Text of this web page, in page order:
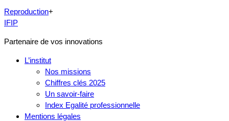
Reproduction+
IFIP
Partenaire de vos innovations
L’institut
Nos missions
Chiffres clés 2025
Un savoir-faire
Index Egalité professionnelle
Mentions légales